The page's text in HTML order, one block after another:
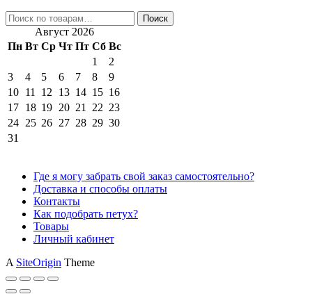
Искать: Поиск
Август 2026
Пн Вт Ср Чт Пт Сб Вс
1
2
3
4 5 6 7 8
9
10 11 12 13 14 15 16
17 18 19 20 21 22 23
24 25 26 27 28 29 30
31
Где я могу забрать свой заказ самостоятельно?
Доставка и способы оплаты
Контакты
Как подобрать петух?
Товары
Личный кабинет
A SiteOrigin Theme